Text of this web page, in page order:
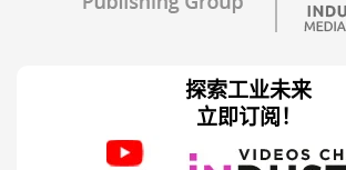
探索工业未来
立即订阅！